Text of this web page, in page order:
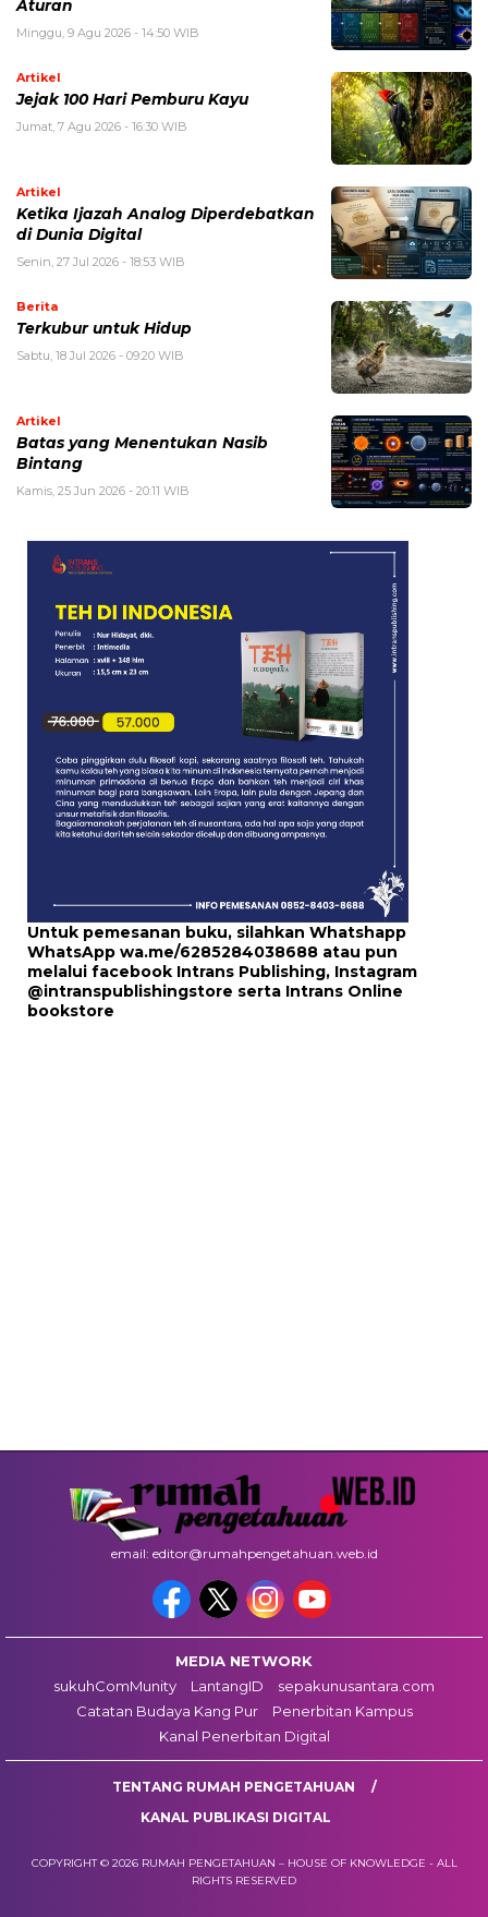
Aturan
Minggu, 9 Agu 2026 - 14:50 WIB
Artikel
Jejak 100 Hari Pemburu Kayu
Jumat, 7 Agu 2026 - 16:30 WIB
Artikel
Ketika Ijazah Analog Diperdebatkan
di Dunia Digital
Senin, 27 Jul 2026 - 18:53 WIB
Berita
Terkubur untuk Hidup
Sabtu, 18 Jul 2026 - 09:20 WIB
Artikel
Batas yang Menentukan Nasib
Bintang
Kamis, 25 Jun 2026 - 20:11 WIB
Untuk pemesanan buku, silahkan Whatshapp
WhatsApp wa.me/6285284038688 atau pun
melalui facebook Intrans Publishing, Instagram
@intranspublishingstore serta Intrans Online
bookstore
email: editor@rumahpengetahuan.web.id
MEDIA NETWORK
sukuhComMunity
LantangID
sepakunusantara.com
Catatan Budaya Kang Pur
Penerbitan Kampus
Kanal Penerbitan Digital
TENTANG RUMAH PENGETAHUAN
KANAL PUBLIKASI DIGITAL
COPYRIGHT © 2026 RUMAH PENGETAHUAN – HOUSE OF KNOWLEDGE - ALL
RIGHTS RESERVED